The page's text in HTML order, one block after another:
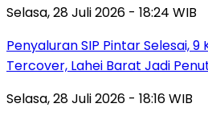
Selasa, 28 Juli 2026 - 18:24 WIB
Penyaluran SIP Pintar Selesai,
Tercover, Lahei Barat Jadi
Selasa, 28 Juli 2026 - 18:16 WIB